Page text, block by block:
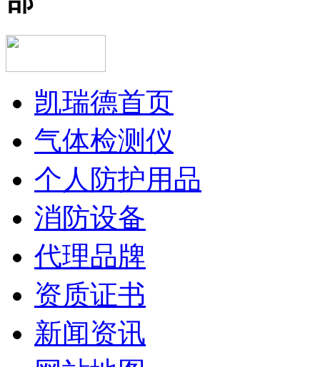
凯瑞德首页
气体检测仪
个人防护用品
消防设备
代理品牌
资质证书
新闻资讯